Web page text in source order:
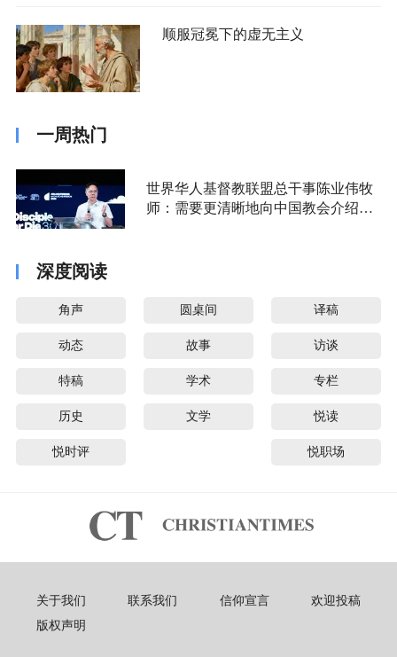
顺服冠冕下的虚无主义
一周热门
世界华人基督教联盟总干事陈业伟牧
师：需要更清晰地向中国教会介绍福
深度阅读
角声 圆桌间 译稿
动态 故事 访谈
特稿 学术 专栏
历史 文学 悦读
悦时评 悦职场
关于我们 联系我们 信仰宣言
欢迎投稿
版权声明